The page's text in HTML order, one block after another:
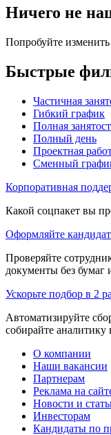
Ничего не
Попробуйте
Быстрые
Частичная
Гибкий график
Полная
Полный день
Проектная
Сменный
Корпоративная
Какой соцпакет вы
Оформляйте
Проверяйте
документы без бумаг
Ускорьте подбор в 2
Автоматизируйте
собирайте аналитику
О компании
Наши вакансии
Партнерам
Реклама на
Новости и
Инвесторам
Кандидаты по